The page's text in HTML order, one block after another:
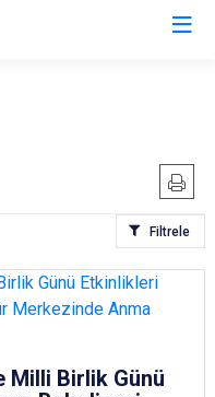
Filtrele
Milli Birlik Günü